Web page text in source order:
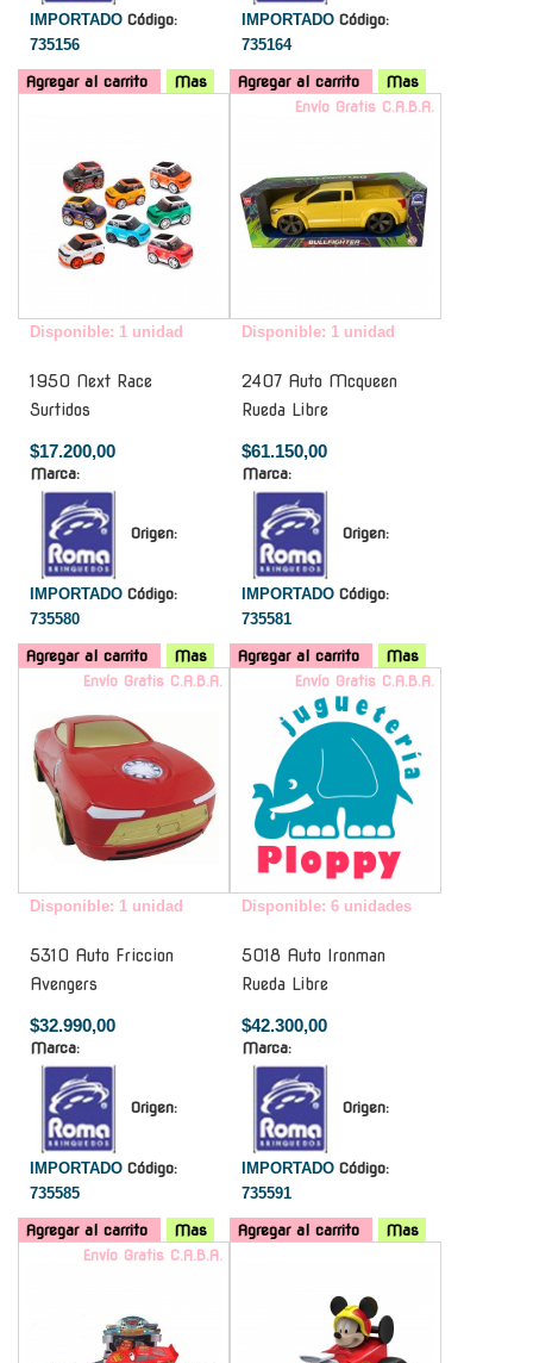
IMPORTADO Código:
735156
Agregar al carrito Mas
IMPORTADO Código:
735164
Agregar al carrito
Mas
Disponible: 1 unidad
1950 Next Race
Surtidos
$17.200,00
Marca:
Origen:
IMPORTADO Código:
735580
Agregar al carrito Mas
Envío Gratis C.A.B.A.
Disponible: 1 unidad
2407 Auto Mcqueen
Rueda Libre
$61.150,00
Marca:
Origen:
IMPORTADO Código:
735581
Agregar al carrito
Mas
Envío Gratis C.A.B.A.
Disponible: 1 unidad
5310 Auto Friccion
Avengers
$32.990,00
Marca:
Origen:
IMPORTADO Código:
735585
Agregar al carrito Mas
Envío Gratis C.A.B.A.
Disponible: 6 unidades
5018 Auto Ironman
Rueda Libre
$42.300,00
Marca:
Origen:
IMPORTADO Código:
735591
Agregar al carrito
Mas
Envío Gratis C.A.B.A.